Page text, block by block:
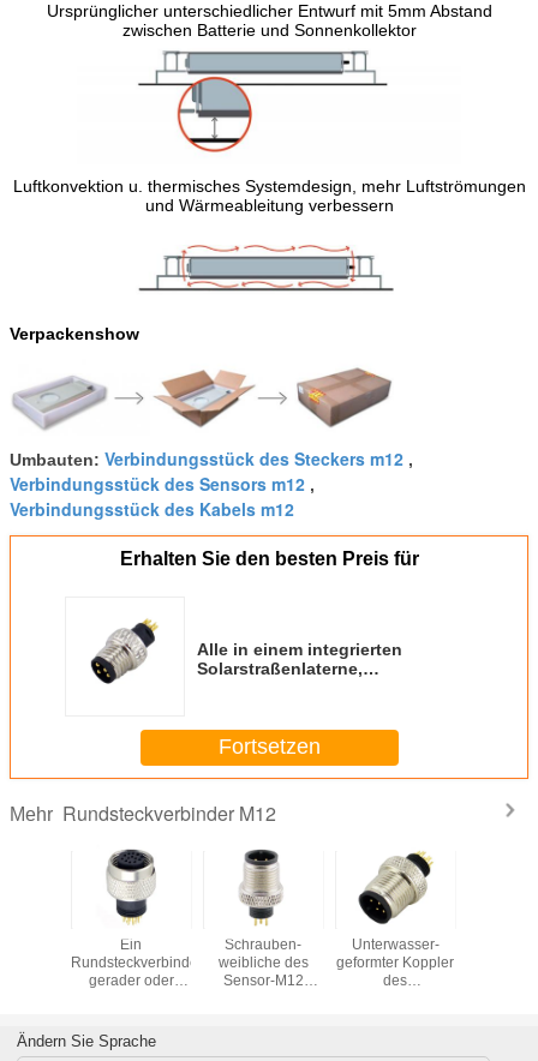
Ursprünglicher unterschiedlicher Entwurf mit 5mm Abstand
zwischen Batterie und Sonnenkollektor
Luftkonvektion u. thermisches Systemdesign, mehr Luftströmungen
und Wärmeableitung verbessern
Verpackenshow
Umbauten: Verbindungsstück des Steckers m12 ,
Verbindungsstück des Sensors m12 ,
Verbindungsstück des Kabels m12
Erhalten Sie den besten Preis für
Alle in einem integrierten
Solarstraßenlaterne,
Fortsetzen
Mehr Rundsteckverbinder M12
Ein
Rundsteckverbinder-
gerader oder
X S Code-M12
Schrauben-
weibliche des
Sensor-M12
Unterwasser-
geformter Koppler
des
Ändern Sie Sprache